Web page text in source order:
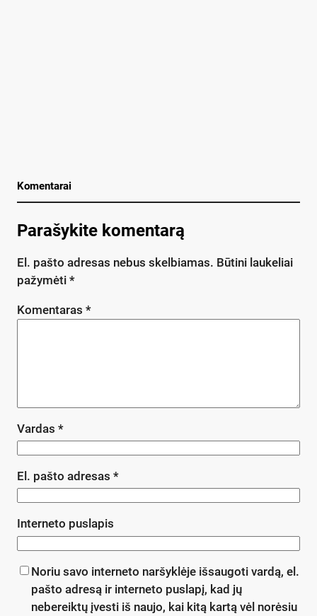
Komentarai
Parašykite komentarą
El. pašto adresas nebus skelbiamas. Būtini laukeliai
pažymėti *
Komentaras *
Vardas *
El. pašto adresas *
Interneto puslapis
Noriu savo interneto naršyklėje išsaugoti vardą, el.
pašto adresą ir interneto puslapį, kad jų
nebereiktų įvesti iš naujo, kai kitą kartą vėl norėsiu